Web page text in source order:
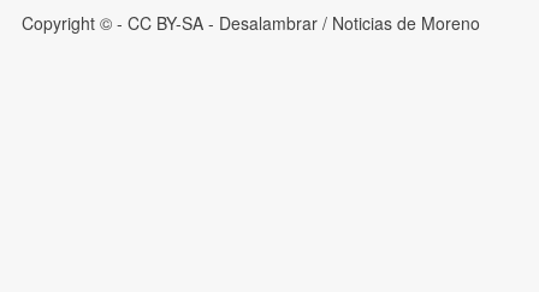
Copyright © - CC BY-SA - Desalambrar / Noticias de Moreno